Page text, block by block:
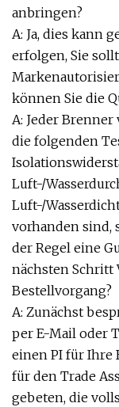
anbringen?
A: Ja, dies kann
erfolgen, Sie
können Sie die
A: Jeder
die folgenden
Luft-/
Luft-/
vorhanden sind,
der Regel eine
nächsten Schritt
Bestellvorgang?
A: Zunächst
per E-Mail oder
einen PI für Ihre
für den Trade
gebeten, die